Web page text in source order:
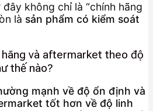
không chỉ là “chính hãng
là sản phẩm có kiểm soát
và aftermarket theo độ
thế nào?
mạnh về độ ổn định và
tốt hơn về độ linh